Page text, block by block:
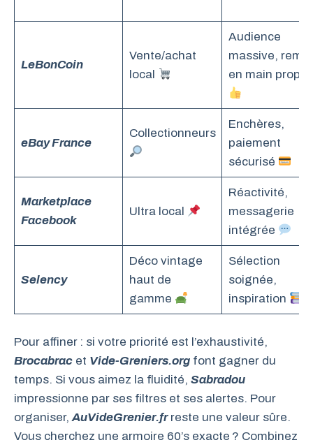
LeBonCoin
Vente/achat
local
Audience
massive,
en main propre
eBay France
Collectionneurs
Enchères,
paiement
sécurisé
Marketplace
Facebook
Ultra local
Réactivité,
messagerie
intégrée
Selency
Déco vintage
haut de
gamme
Sélection
soignée,
inspiration
Pour affiner : si votre priorité est l’exhaustivité,
Brocabrac et Vide-Greniers.org font gagner du
temps. Si vous aimez la fluidité, Sabradou
impressionne par ses filtres et ses alertes. Pour
organiser, AuVideGrenier.frreste une valeur sûre.
Vous cherchez une armoire 60’s exacte ? Combinez